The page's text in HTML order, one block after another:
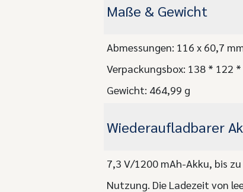
Maße & Gewicht
Abmessungen: 116 x 60,7
Verpackungsbox: 138 * 122
Gewicht: 464,99 g
Wiederaufladbarer
7,3 V/1200 mAh-Akku, bis
Nutzung. Die Ladezeit von